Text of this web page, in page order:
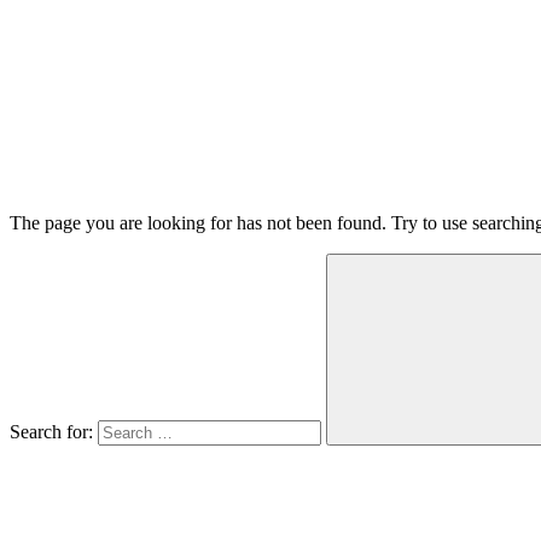
The page you are looking for has not been found. Try to use
Search for: